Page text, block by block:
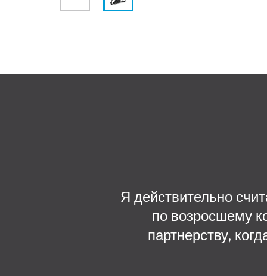
Я действительно
по возросшему
партнерству,